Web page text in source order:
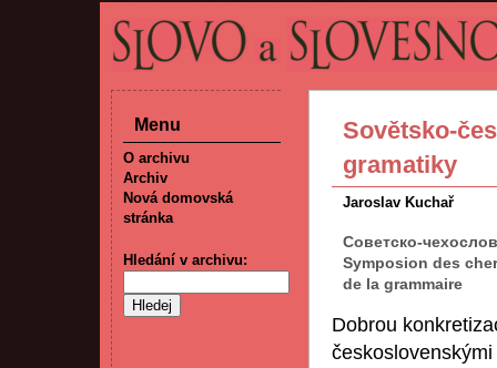
Sovětsko-
gramatiky
Jaroslav Kuchař
Советско-
Symposion des
de la grammaire
Dobrou
Menu
O archivu
Archiv
Nová domovská
stránka
Hledání v archivu: